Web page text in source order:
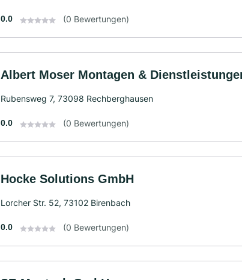
0.0 (0 Bewertungen)
Albert Moser Montagen &
Rubensweg 7, 73098 Rechberghausen
0.0 (0 Bewertungen)
Hocke Solutions GmbH
Lorcher Str. 52, 73102 Birenbach
0.0 (0 Bewertungen)